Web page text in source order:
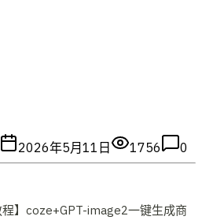
2026年5月11日 1756 0